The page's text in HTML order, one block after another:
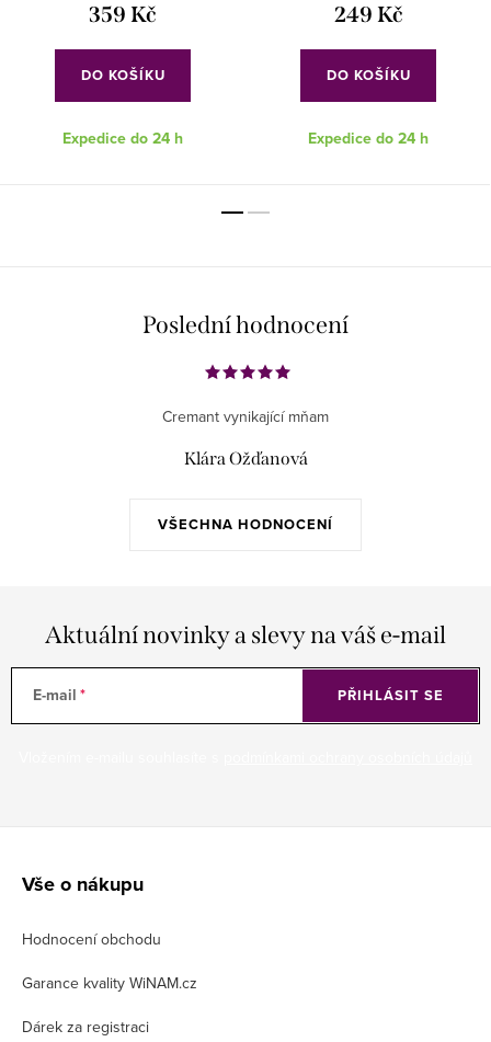
359 Kč
DO KOŠÍKU
Expedice do 24 h
249 Kč
DO KOŠÍKU
Expedice do 24 h
Poslední hodnocení
VŠECHNA HODNOCENÍ
Cremant vynikající mňam
Klára Ožďanová
Aktuální novinky a slevy na váš e-mail
E-mail PŘIHLÁSIT SE
Vše o nákupu
Hodnocení obchodu
Garance kvality WiNAM.cz
Dárek za registraci